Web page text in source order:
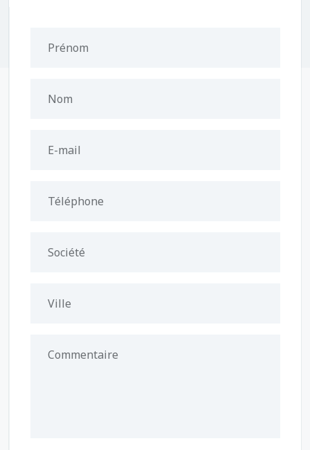
Prénom
Nom
E-mail
Téléphone
Société
Ville
Commentaire